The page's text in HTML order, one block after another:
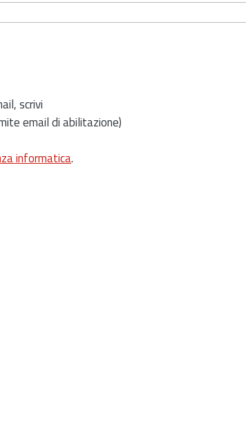
scrivi
email di abilitazione)
informatica.